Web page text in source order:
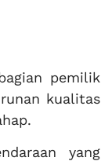
pemilik
kualitas
yang